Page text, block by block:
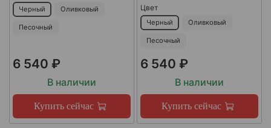
Черный Оливковый
Песочный
6 540 ₽
В наличии
Купить сейчас
Цвет
Черный Оливковый
Песочный
6 540 ₽
В наличии
Купить сейчас